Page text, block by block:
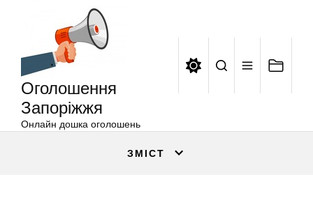
Оголошення
Запоріжжя
Онлайн дошка оголошень
ЗМІСТ